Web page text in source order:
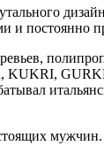
и постоянно
KUKRI,